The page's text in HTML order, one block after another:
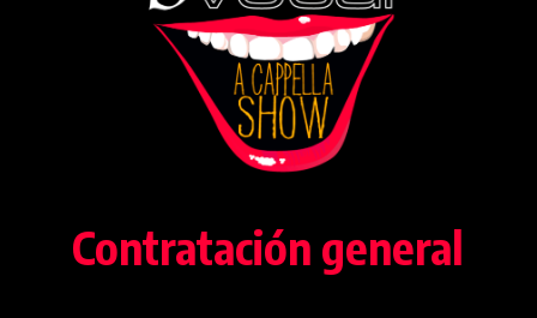
Contratación general